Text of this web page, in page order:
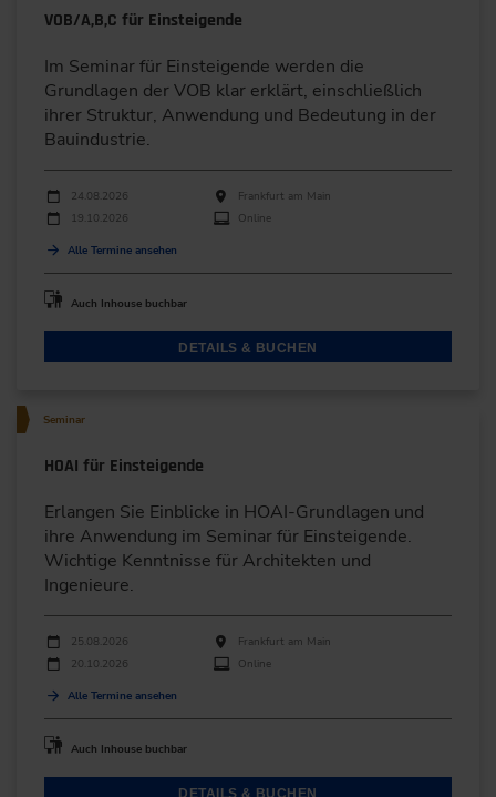
VOB/A,B,C für Einsteigende
Im Seminar für Einsteigende werden die
Grundlagen der VOB klar erklärt, einschließlich
ihrer Struktur, Anwendung und Bedeutung in der
Bauindustrie.
Durchführungen
Veranstaltungsdatum Veranstaltungsort
24.08.2026
Frankfurt am Main
19.10.2026
Online
Alle Termine ansehen
Auch Inhouse buchbar
DETAILS & BUCHEN
Seminar
HOAI für Einsteigende
Erlangen Sie Einblicke in HOAI-Grundlagen und
ihre Anwendung im Seminar für Einsteigende.
Wichtige Kenntnisse für Architekten und
Ingenieure.
Durchführungen
Veranstaltungsdatum Veranstaltungsort
25.08.2026
Frankfurt am Main
20.10.2026
Online
Alle Termine ansehen
Auch Inhouse buchbar
DETAILS & BUCHEN